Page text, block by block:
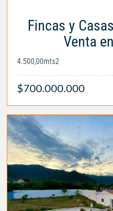
Fincas y
Venta
4.500,00mts2
$700.000.000